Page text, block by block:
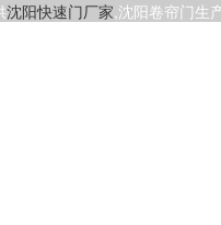
沈阳快速门厂家,沈阳卷帘门生